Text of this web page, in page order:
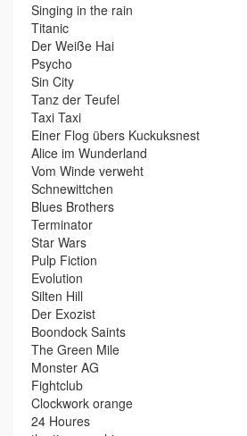
Singing in the rain
Titanic
Der Weiße Hai
Psycho
Sin City
Tanz der Teufel
Taxi Taxi
Einer Flog übers Kuckuksnest
Alice im Wunderland
Vom Winde verweht
Schnewittchen
Blues Brothers
Terminator
Star Wars
Pulp Fiction
Evolution
Silten Hill
Der Exozist
Boondock Saints
The Green Mile
Monster AG
Fightclub
Clockwork orange
24 Houres